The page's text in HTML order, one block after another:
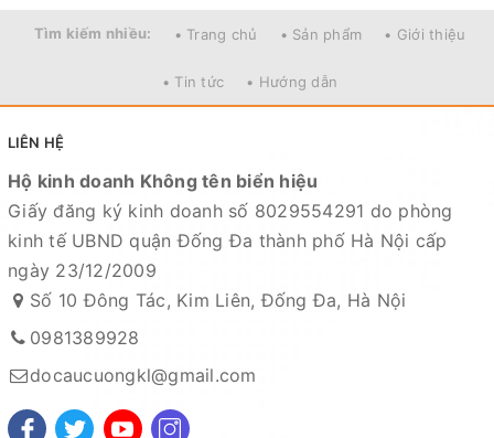
Tìm kiếm nhiều: • Trang chủ • Sản phẩm • Giới thiệu
• Tin tức • Hướng dẫn
LIÊN HỆ
Hộ kinh doanh Không tên biển hiệu
Giấy đăng ký kinh doanh số 8029554291 do phòng
kinh tế UBND quận Đống Đa thành phố Hà Nội cấp
ngày 23/12/2009
Số 10 Đông Tác, Kim Liên, Đống Đa, Hà Nội
0981389928
docaucuongkl@gmail.com